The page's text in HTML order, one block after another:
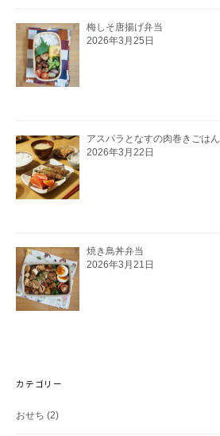
梅しそ唐揚げ弁当
2026年3月25日
アスパラとなすの肉巻きごはん
2026年3月22日
焼き鳥丼弁当
2026年3月21日
カテゴリー
おせち (2)